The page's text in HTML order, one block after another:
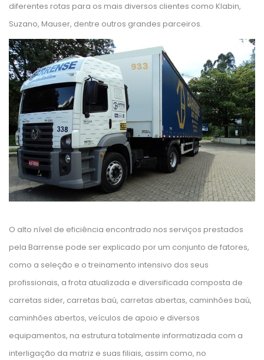
diferentes rotas para os mais diversos clientes como Klabin,
Suzano, Mauser, dentre outros grandes parceiros.
O alto nível de eficiência encontrado nos serviços prestados
pela Barrense pode ser explicado por um conjunto de fatores,
como a seleção e o treinamento intensivo dos seus
profissionais, a frota atualizada e diversificada composta de
carretas sider, carretas baú, carretas abertas, caminhões baú,
caminhões abertos, veículos de apoio e diversos
equipamentos, na estrutura totalmente informatizada com a
interligação da matriz e suas filiais, assim como, no